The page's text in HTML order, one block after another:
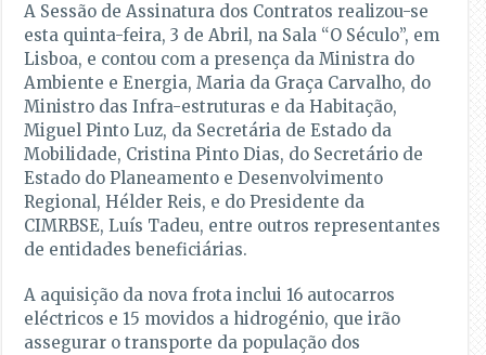
A Sessão de Assinatura dos Contratos realizou-se
esta quinta-feira, 3 de Abril, na Sala “O Século”, em
Lisboa, e contou com a presença da Ministra do
Ambiente e Energia, Maria da Graça Carvalho, do
Ministro das Infra-estruturas e da Habitação,
Miguel Pinto Luz, da Secretária de Estado da
Mobilidade, Cristina Pinto Dias, do Secretário de
Estado do Planeamento e Desenvolvimento
Regional, Hélder Reis, e do Presidente da
CIMRBSE, Luís Tadeu, entre outros representantes
de entidades beneficiárias.
A aquisição da nova frota inclui 16 autocarros
eléctricos e 15 movidos a hidrogénio, que irão
assegurar o transporte da população dos